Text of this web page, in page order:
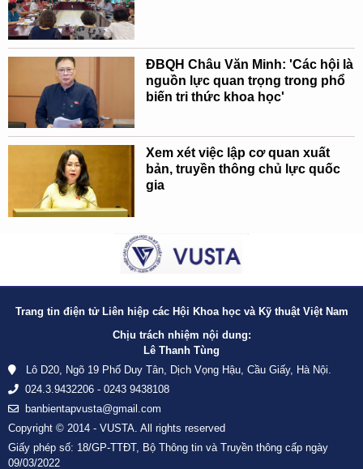
ĐBQH Châu Văn Minh: 'Các hội là
nguồn lực quan trọng trong phổ
biến tri thức khoa học'
Xem xét việc lập cơ quan xuất
bản, truyền thông chủ lực quốc
gia
Trang tin điện tử Liên hiệp các Hội Khoa học và Kỹ thuật Việt Nam
Chịu trách nhiệm nội dung:
Lê Thanh Tùng
Lô D20, Ngõ 19 Phố Duy Tân, Dịch Vọng Hậu, Cầu Giấy, Hà Nội.
024.3.9432206 - 0243 9438108
banbientapvusta@gmail.com
Copyright © 2014 - VUSTA. All rights reserved
Giấy phép số: 18/GP-TTĐT, Bộ Thông tin và Truyền thông cấp ngày
09/03/2022